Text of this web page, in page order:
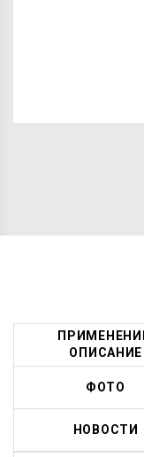
ОПИСАНИЕ
ФОТО
НОВОСТИ